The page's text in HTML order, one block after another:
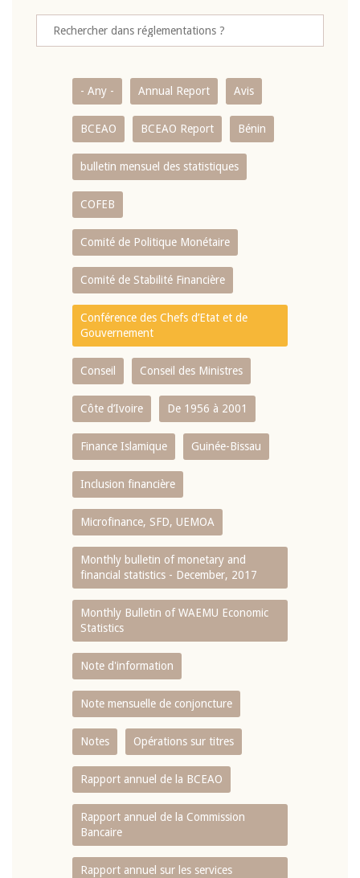
- Any - Annual Report Avis
BCEAO BCEAO Report Bénin
bulletin mensuel des statistiques
COFEB
Comité de Politique Monétaire
Comité de Stabilité Financière
Conférence des Chefs d’Etat et de
Gouvernement
Conseil Conseil des Ministres
Côte d’Ivoire De 1956 à 2001
Finance Islamique Guinée-Bissau
Inclusion financière
Microfinance, SFD, UEMOA
Monthly bulletin of monetary and
financial statistics - December, 2017
Monthly Bulletin of WAEMU Economic
Statistics
Note d'information
Note mensuelle de conjoncture
Notes Opérations sur titres
Rapport annuel de la BCEAO
Rapport annuel de la Commission
Bancaire
Rapport annuel sur les services